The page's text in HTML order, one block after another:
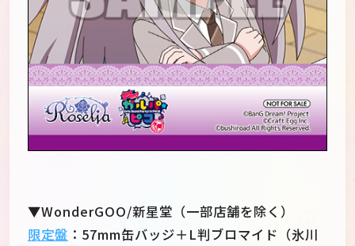
▼WonderGOO/新星堂（一部店舗を除く）
限定盤 ：57mm缶バッジ＋L判ブロマイド（氷川